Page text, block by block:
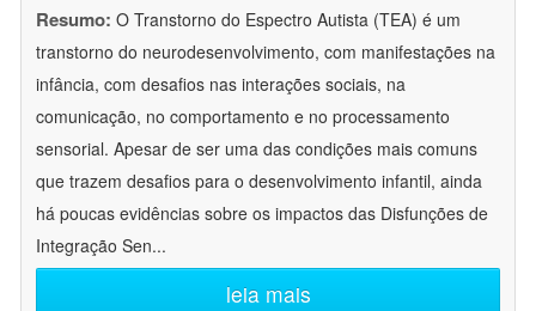
Resumo: O Transtorno do Espectro Autista (TEA) é um
transtorno do neurodesenvolvimento, com manifestações na
infância, com desafios nas interações sociais, na
comunicação, no comportamento e no processamento
sensorial. Apesar de ser uma das condições mais comuns
que trazem desafios para o desenvolvimento infantil, ainda
há poucas evidências sobre os impactos das Disfunções de
Integração Sen...
leia mais